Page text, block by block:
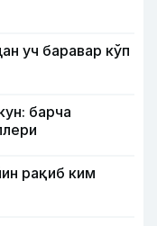
уч баравар кўп
барча
рақиб ким